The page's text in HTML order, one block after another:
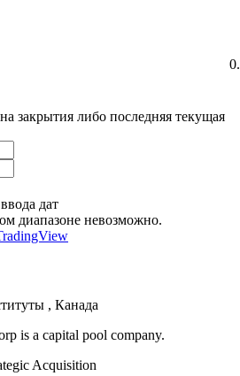
закрытия либо последняя текущая
дат
диапазоне невозможно.
, Канада
is a capital pool company.
Acquisition